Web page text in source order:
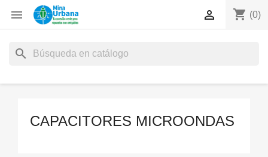
 shopping_cart (0)

search
CAPACITORES MICROONDAS